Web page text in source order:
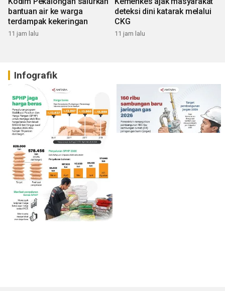
bantuan air ke warga
terdampak kekeringan
11 jam lalu
deteksi dini katarak melalui
CKG
11 jam lalu
Infografik